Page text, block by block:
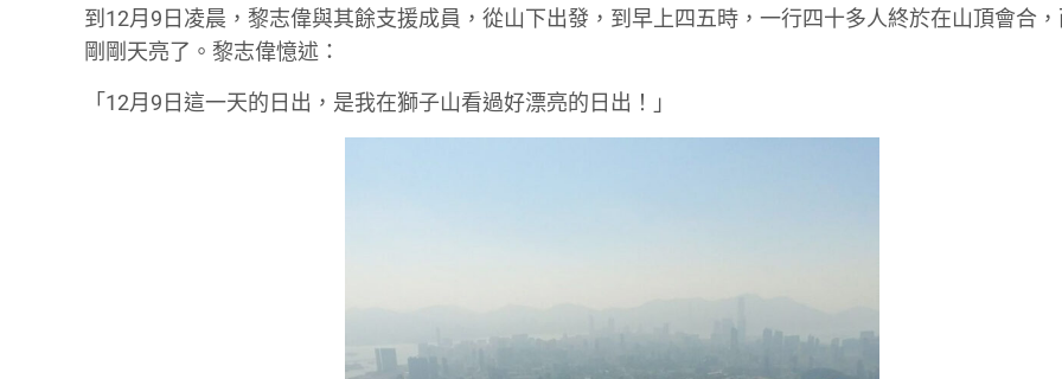
到12月9日凌晨，黎志偉與其餘支援成員，從山下出發，到早上四五時，一行四十多人終於在山頂會合
剛剛天亮了。黎志偉憶述：
「12月9日這一天的日出，是我在獅子山看過好漂亮的日出！」